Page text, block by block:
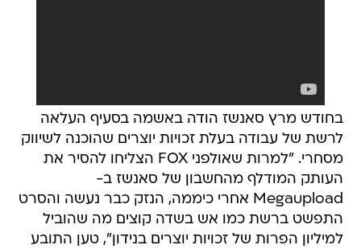
בחודש מרץ סאנשז הודה באשמה בסעיף העלאה
לרשת של עבודה בעלת זכויות יוצרים שהוכנה לשיווק
מסחרי. "למרות שאולפני FOX הצליחו להסיר את
העותק המודלף מהחשבון של סאנשז ב-
Megaupload אחרי כיממה, הנזק כבר נעשה והסרט
התפשט ברשת כמו אש בשדה קוצים מה שהוביל
למיליון הפרות של זכויות יוצרים בנידון", טען התובע